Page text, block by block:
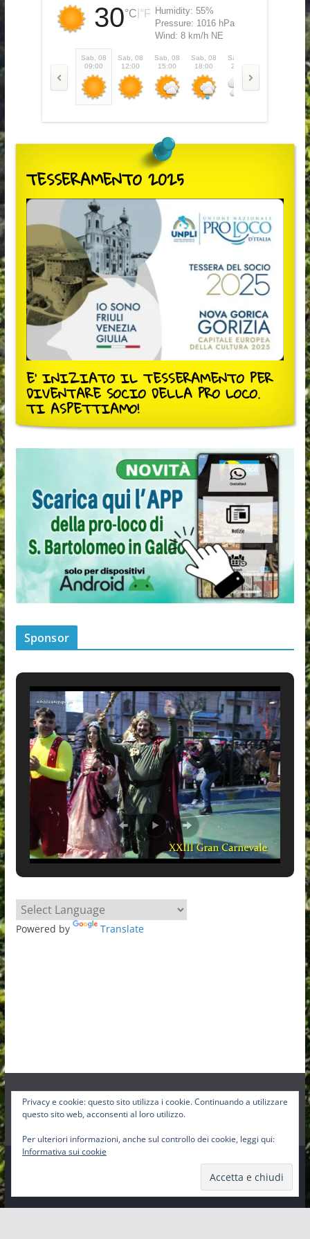
30°C °F Humidity: 55%
Pressure: 1016 hPa
Wind: 8 km/h NE
Sab, 08
09:00
Sab, 08
12:00
Sab, 08
15:00
Sab, 08
18:00
Sab, 08
21:00
TESSERAMENTO 2025
E' INIZIATO IL TESSERAMENTO PER
DIVENTARE SOCIO DELLA PRO LOCO.
TI ASPETTIAMO!
Sponsor
Powered by Translate
Facebook
Instagram
Twitter
. Tutti i diritti riservati.
di ThemeGrill. Powered byWordPress.
Privacy e cookie: questo sito utilizza i cookie. Continuando a utilizzare
questo sito web, acconsenti al loro utilizzo.
Per ulteriori informazioni, anche sul controllo dei cookie, leggi qui:
Informativa sui cookie